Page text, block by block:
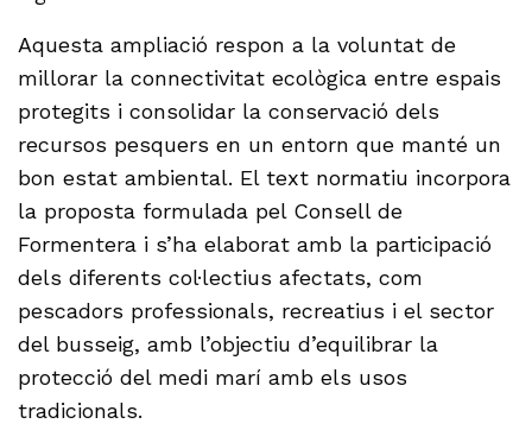
Aquesta ampliació respon a la voluntat de
millorar la connectivitat ecològica entre espais
protegits i consolidar la conservació dels
recursos pesquers en un entorn que manté un
bon estat ambiental. El text normatiu incorpora
la proposta formulada pel Consell de
Formentera i s’ha elaborat amb la participació
dels diferents col·lectius afectats, com
pescadors professionals, recreatius i el sector
del busseig, amb l’objectiu d’equilibrar la
protecció del medi marí amb els usos
tradicionals.